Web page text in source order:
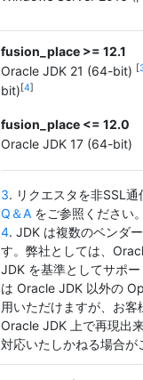
fusion_place >= 12.1
Oracle JDK 21 (64-bit) [
bit) [4]
fusion_place <= 12.0
Oracle JDK 17 (64-bit)
3. リクエスタを非SSL
Q＆A をご参照ください。
4. JDK は複数のベンダ
す。弊社としては、
JDK を基準としてサポ
は Oracle JDK 以外の
用いただけますが、お
Oracle JDK 上で再現出
対応いたしかねる場合が